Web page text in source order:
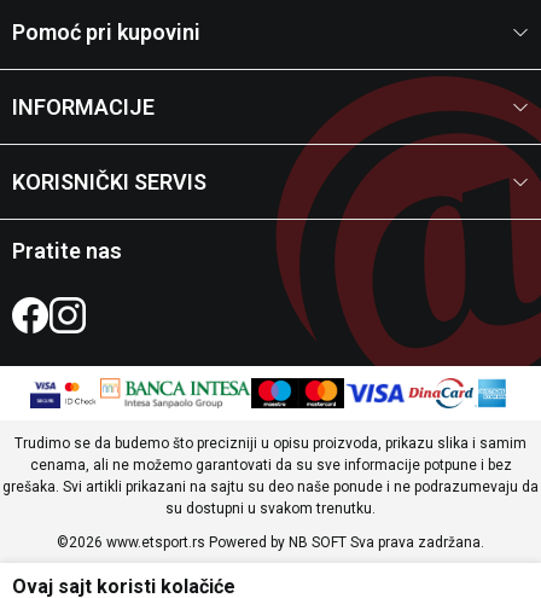
Pomoć pri kupovini
INFORMACIJE
KORISNIČKI SERVIS
Pratite nas
Trudimo se da budemo što precizniji u opisu proizvoda, prikazu slika i samim
cenama, ali ne možemo garantovati da su sve informacije potpune i bez
grešaka. Svi artikli prikazani na sajtu su deo naše ponude i ne podrazumevaju da
su dostupni u svakom trenutku.
©2026 www.etsport.rs Powered by NB SOFT Sva prava zadržana.
Ovaj sajt koristi kolačiće